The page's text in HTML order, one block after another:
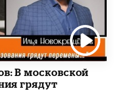
В московской
грядут